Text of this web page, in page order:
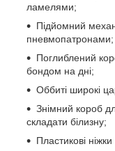
ламелями;
Підйомний
пневмопатронами;
Поглиблений
бондом на дні;
Оббиті широкі
Знімний короб
складати білизну;
Пластикові